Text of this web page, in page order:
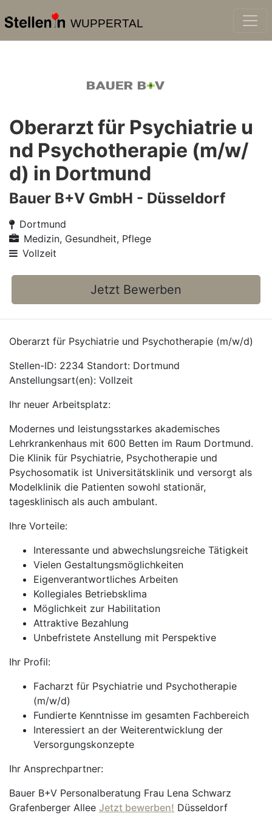
WUPPERTAL
Oberarzt für Psychiatrie u
nd Psychotherapie (m/w/
d) in Dortmund
Bauer B+V GmbH - Düsseldorf
Dortmund
Medizin, Gesundheit, Pflege
Vollzeit
Jetzt Bewerben
Oberarzt für Psychiatrie und Psychotherapie (m/w/d)
Stellen-ID: 2234 Standort: Dortmund
Anstellungsart(en): Vollzeit
Ihr neuer Arbeitsplatz:
Modernes und leistungsstarkes akademisches
Lehrkrankenhaus mit 600 Betten im Raum Dortmund.
Die Klinik für Psychiatrie, Psychotherapie und
Psychosomatik ist Universitätsklinik und versorgt als
Modelklinik die Patienten sowohl stationär,
tagesklinisch als auch ambulant.
Ihre Vorteile:
Interessante und abwechslungsreiche Tätigkeit
Vielen Gestaltungsmöglichkeiten
Eigenverantwortliches Arbeiten
Kollegiales Betriebsklima
Möglichkeit zur Habilitation
Attraktive Bezahlung
Unbefristete Anstellung mit Perspektive
Ihr Profil:
Facharzt für Psychiatrie und Psychotherapie
(m/w/d)
Fundierte Kenntnisse im gesamten Fachbereich
Interessiert an der Weiterentwicklung der
Versorgungskonzepte
Ihr Ansprechpartner:
Bauer B+V Personalberatung Frau Lena Schwarz
Grafenberger Allee Jetzt bewerben! Düsseldorf